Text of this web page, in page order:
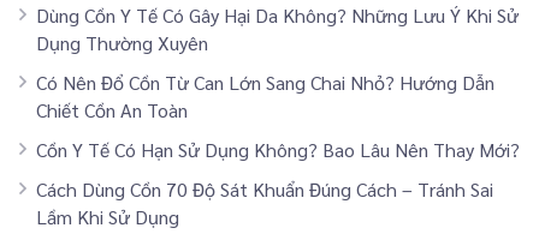
Dùng Cồn Y Tế Có Gây Hại Da Không? Những Lưu Ý Khi Sử
Dụng Thường Xuyên
Có Nên Đổ Cồn Từ Can Lớn Sang Chai Nhỏ? Hướng Dẫn
Chiết Cồn An Toàn
Cồn Y Tế Có Hạn Sử Dụng Không? Bao Lâu Nên Thay Mới?
Cách Dùng Cồn 70 Độ Sát Khuẩn Đúng Cách – Tránh Sai
Lầm Khi Sử Dụng